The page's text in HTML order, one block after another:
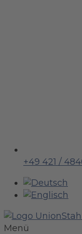
+49 421 /
Menü